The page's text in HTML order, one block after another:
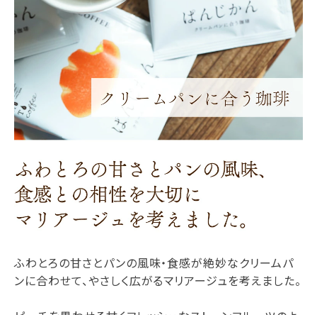
ふわとろの甘さとパンの風味・食感が絶妙なクリームパ
ンに合わせて、やさしく広がるマリアージュを考えました。